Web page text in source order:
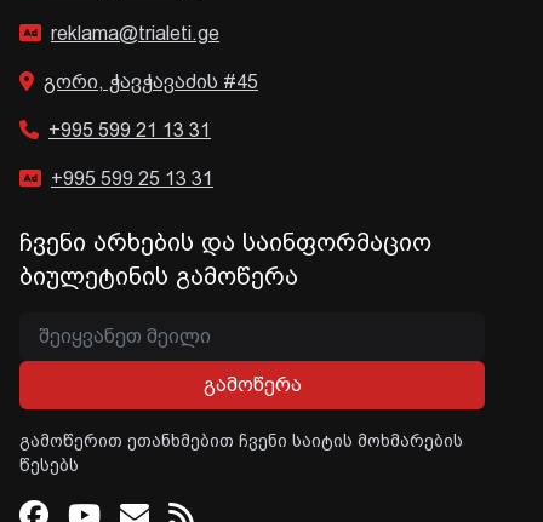
reklama@trialeti.ge
გორი, ჭავჭავაძის #45
+995 599 21 13 31
+995 599 25 13 31
ჩვენი არხების და საინფორმაციო
ბიულეტინის გამოწერა
გამოწერა
გამოწერით ეთანხმებით ჩვენი საიტის მოხმარების
წესებს
Facebook
Youtube
Email
RSS